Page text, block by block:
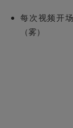
每次视频开
（雾）